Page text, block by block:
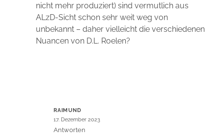
nicht mehr produziert) sind vermutlich aus
ALzD-Sicht schon sehr weit weg von
unbekannt – daher vielleicht die verschiedenen
Nuancen von D.L. Roelen?
RAIMUND
17. Dezember 2023
Antworten